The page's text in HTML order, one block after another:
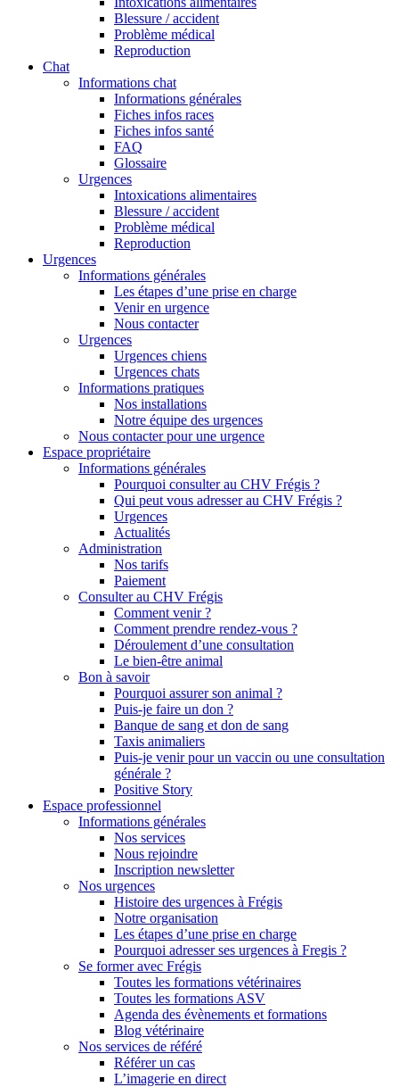
Blessure / accident
Problème médical
Reproduction
Chat
Informations chat
Informations générales
Fiches infos races
Fiches infos santé
FAQ
Glossaire
Urgences
Intoxications alimentaires
Blessure / accident
Problème médical
Reproduction
Urgences
Informations générales
Les étapes d’une prise en charge
Venir en urgence
Nous contacter
Urgences
Urgences chiens
Urgences chats
Informations pratiques
Nos installations
Notre équipe des urgences
Nous contacter pour une urgence
Espace propriétaire
Informations générales
Pourquoi consulter au CHV Frégis ?
Qui peut vous adresser au CHV Frégis ?
Urgences
Actualités
Administration
Nos tarifs
Paiement
Consulter au CHV Frégis
Comment venir ?
Comment prendre rendez-vous ?
Déroulement d’une consultation
Le bien-être animal
Bon à savoir
Pourquoi assurer son animal ?
Puis-je faire un don ?
Banque de sang et don de sang
Taxis animaliers
Puis-je venir pour un vaccin ou une consultation
générale ?
Positive Story
Espace professionnel
Informations générales
Nos services
Nous rejoindre
Inscription newsletter
Nos urgences
Histoire des urgences à Frégis
Notre organisation
Les étapes d’une prise en charge
Pourquoi adresser ses urgences à Fregis ?
Se former avec Frégis
Toutes les formations vétérinaires
Toutes les formations ASV
Agenda des évènements et formations
Blog vétérinaire
Nos services de référé
Référer un cas
L’imagerie en direct